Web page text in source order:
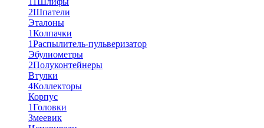
2Шпатели
Эталоны
1Колпачки
1Распылитель-пульверизатор
Эбулиометры
2Полуконтейнеры
Втулки
4Коллекторы
Корпус
1Головки
Змеевик